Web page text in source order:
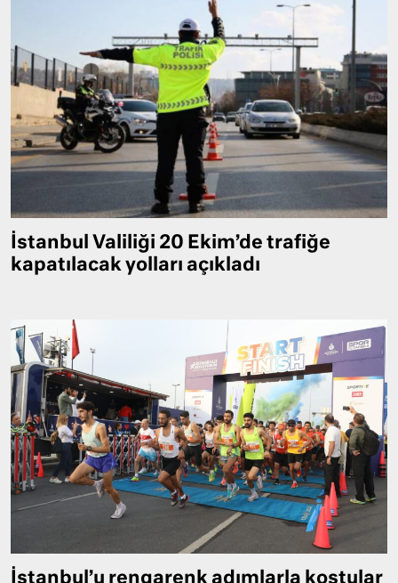
İstanbul Valiliği 20 Ekim’de trafiğe
kapatılacak yolları açıkladı
İstanbul’u rengarenk adımlarla koştular